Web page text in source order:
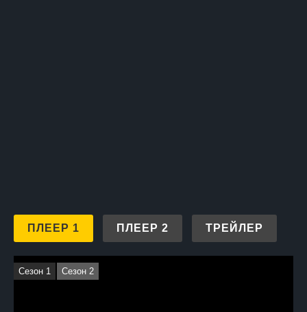
ПЛЕЕР 1 ПЛЕЕР 2 ТРЕЙЛЕР
Сезон 1 Сезон 2